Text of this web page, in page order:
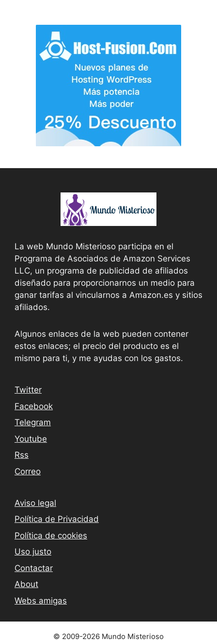
La web Mundo Misterioso participa en el
Programa de Asociados de Amazon Services
LLC, un programa de publicidad de afiliados
diseñado para proporcionarnos un medio para
ganar tarifas al vincularnos a Amazon.es y sitios
afiliados.
Algunos enlaces de la web pueden contener
estos enlaces; el precio del producto es el
mismo para ti, y me ayudas con los gastos.
Twitter
Facebook
Telegram
Youtube
Rss
Correo
Aviso legal
Política de Privacidad
Política de cookies
Uso justo
Contactar
About
Webs amigas
© 2009-2026 Mundo Misterioso